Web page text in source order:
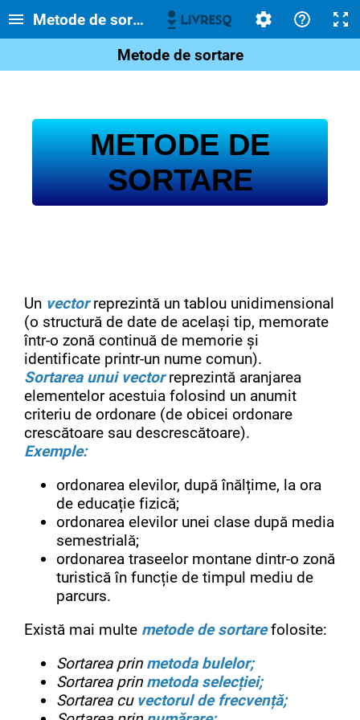
Metode de sortare
Metode de sortare
METODE DE
SORTARE
Un vectorreprezintă un tablou unidimensional
(o structură de date de același tip, memorate
într-o zonă continuă de memorie și
identificate printr-un nume comun).
Sortarea unui vectorreprezintă aranjarea
elementelor acestuia folosind un anumit
criteriu de ordonare (de obicei ordonare
crescătoare sau descrescătoare).
Exemple:
ordonarea elevilor, după înălțime, la ora
de educație fizică;
ordonarea elevilor unei clase după media
semestrială;
ordonarea traseelor montane dintr-o zonă
turistică în funcție de timpul mediu de
parcurs.
Există mai multe metode de sortarefolosite:
Sortarea prin metoda bulelor;
Sortarea prin metoda selecției;
Sortarea cu vectorul de frecvență;